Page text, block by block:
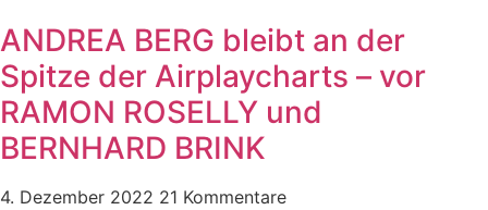
ANDREA BERG bleibt an der
Spitze der Airplaycharts – vor
RAMON ROSELLY und
BERNHARD BRINK
4. Dezember 2022 21 Kommentare